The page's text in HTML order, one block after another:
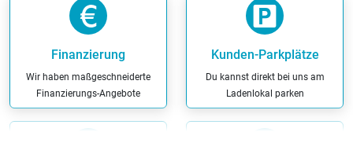
Finanzierung
Wir haben maßgeschneiderte
Finanzierungs-Angebote
Kunden-Parkplätze
Du kannst direkt bei uns am
Ladenlokal parken